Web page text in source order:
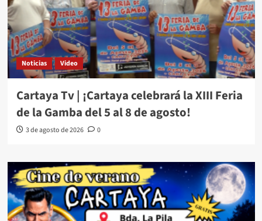
Noticias Video
Cartaya Tv | ¡Cartaya celebrará la XIII Feria
de la Gamba del 5 al 8 de agosto!
3 de agosto de 2026 0